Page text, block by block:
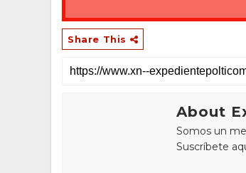
Share This
About
Somos un
Suscríbete